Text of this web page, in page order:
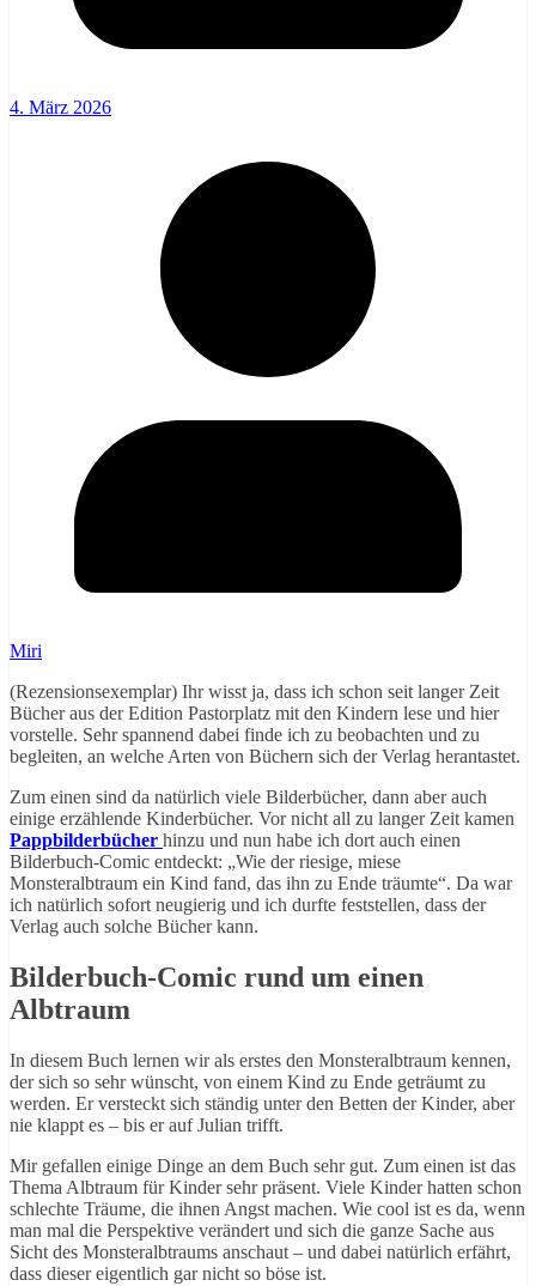
4. März 2026
Miri
(Rezensionsexemplar) Ihr wisst ja, dass ich schon seit langer Zeit
Bücher aus der Edition Pastorplatz mit den Kindern lese und hier
vorstelle. Sehr spannend dabei finde ich zu beobachten und zu
begleiten, an welche Arten von Büchern sich der Verlag herantastet.
Zum einen sind da natürlich viele Bilderbücher, dann aber auch
einige erzählende Kinderbücher. Vor nicht all zu langer Zeit kamen
Pappbilderbücher hinzu und nun habe ich dort auch einen
Bilderbuch-Comic entdeckt: „Wie der riesige, miese
Monsteralbtraum ein Kind fand, das ihn zu Ende träumte“. Da war
ich natürlich sofort neugierig und ich durfte feststellen, dass der
Verlag auch solche Bücher kann.
Bilderbuch-Comic rund um einen
Albtraum
In diesem Buch lernen wir als erstes den Monsteralbtraum kennen,
der sich so sehr wünscht, von einem Kind zu Ende geträumt zu
werden. Er versteckt sich ständig unter den Betten der Kinder, aber
nie klappt es – bis er auf Julian trifft.
Mir gefallen einige Dinge an dem Buch sehr gut. Zum einen ist das
Thema Albtraum für Kinder sehr präsent. Viele Kinder hatten schon
schlechte Träume, die ihnen Angst machen. Wie cool ist es da, wenn
man mal die Perspektive verändert und sich die ganze Sache aus
Sicht des Monsteralbtraums anschaut – und dabei natürlich erfährt,
dass dieser eigentlich gar nicht so böse ist.